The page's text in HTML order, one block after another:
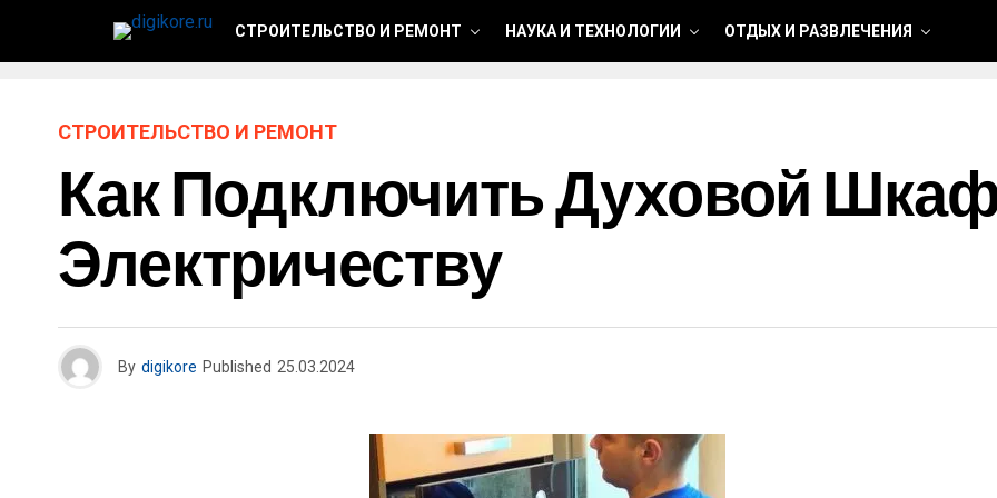
СТРОИТЕЛЬСТВО И РЕМОНТ НАУКА И ТЕХНОЛОГИИ ОТДЫХ И РАЗВЛЕЧЕНИЯ
СТРОИТЕЛЬСТВО И РЕМОНТ
Как Подключить Духовой
Электричеству
By digikore Published 25.03.2024